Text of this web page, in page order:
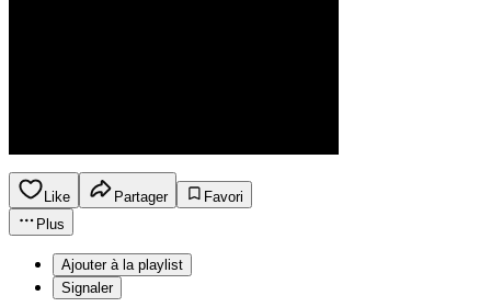
Like Partager
Favori
Plus
Ajouter à la playlist
Signaler